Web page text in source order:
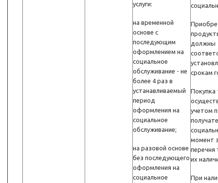
услуги:
на временной
основе с
последующим
оформлением на
социальное
обслуживание - не
более 4 раз в
устанавливаемый
период
оформления на
социальное
обслуживание;
на разовой основе
без последующего
оформления на
социальное
должны
срокам
Покупка
учетом
момент
перечня
их
При